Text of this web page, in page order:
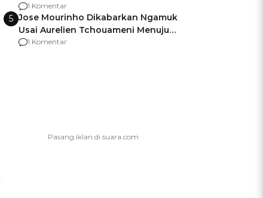
Kena hingga 75% PKB
1 Komentar
5 Jose Mourinho Dikabarkan Ngamuk
Usai Aurelien Tchouameni Menuju
Manchester United
1 Komentar